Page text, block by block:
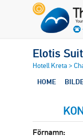
Elotis
Hotell Kreta >
HOME
Förnamn: